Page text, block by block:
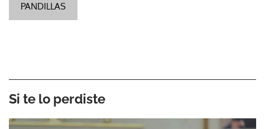
PANDILLAS
Si te lo perdiste